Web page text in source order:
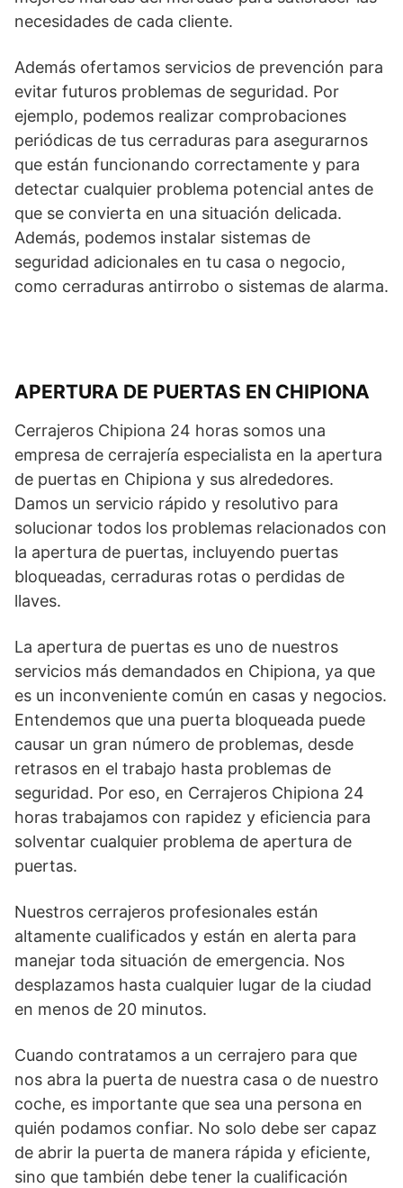
necesidades de cada cliente.
Además ofertamos servicios de prevención para
evitar futuros problemas de seguridad. Por
ejemplo, podemos realizar comprobaciones
periódicas de tus cerraduras para asegurarnos
que están funcionando correctamente y para
detectar cualquier problema potencial antes de
que se convierta en una situación delicada.
Además, podemos instalar sistemas de
seguridad adicionales en tu casa o negocio,
como cerraduras antirrobo o sistemas de alarma.
APERTURA DE PUERTAS EN CHIPIONA
Cerrajeros Chipiona 24 horas somos una
empresa de cerrajería especialista en la apertura
de puertas en Chipiona y sus alrededores.
Damos un servicio rápido y resolutivo para
solucionar todos los problemas relacionados con
la apertura de puertas, incluyendo puertas
bloqueadas, cerraduras rotas o perdidas de
llaves.
La apertura de puertas es uno de nuestros
servicios más demandados en Chipiona, ya que
es un inconveniente común en casas y negocios.
Entendemos que una puerta bloqueada puede
causar un gran número de problemas, desde
retrasos en el trabajo hasta problemas de
seguridad. Por eso, en Cerrajeros Chipiona 24
horas trabajamos con rapidez y eficiencia para
solventar cualquier problema de apertura de
puertas.
Nuestros cerrajeros profesionales están
altamente cualificados y están en alerta para
manejar toda situación de emergencia. Nos
desplazamos hasta cualquier lugar de la ciudad
en menos de 20 minutos.
Cuando contratamos a un cerrajero para que
nos abra la puerta de nuestra casa o de nuestro
coche, es importante que sea una persona en
quién podamos confiar. No solo debe ser capaz
de abrir la puerta de manera rápida y eficiente,
sino que también debe tener la cualificación